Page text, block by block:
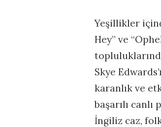
Yeşillikler
Hey” ve
Skye
karanlık ve
başarılı
İngiliz caz,